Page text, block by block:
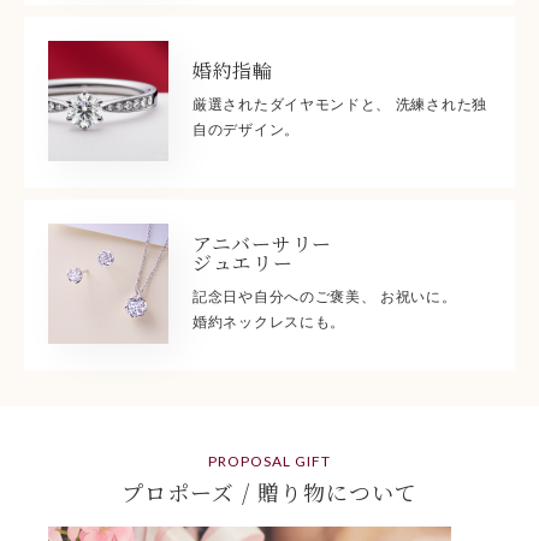
婚約指輪
厳選されたダイヤモンドと、 洗練された独
自のデザイン。
アニバーサリー
ジュエリー
記念日や自分へのご褒美、 お祝いに。
婚約ネックレスにも。
PROPOSAL GIFT
プロポーズ / 贈り物について